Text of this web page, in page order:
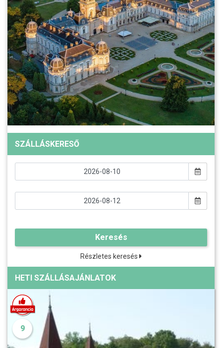
SZÁLLÁSKERESŐ
Keresés
Részletes keresés
HETI SZÁLLÁSAJÁNLATOK
9